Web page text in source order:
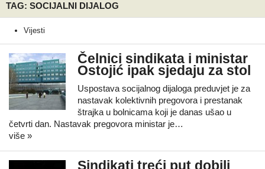
TAG: SOCIJALNI DIJALOG
Vijesti
Čelnici sindikata i ministar
Ostojić ipak sjedaju za stol
Uspostava socijalnog dijaloga preduvjet je za
nastavak kolektivnih pregovora i prestanak
štrajka u bolnicama koji je danas ušao u
četvrti dan. Nastavak pregovora ministar je…
više »
Sindikati treći put dobili